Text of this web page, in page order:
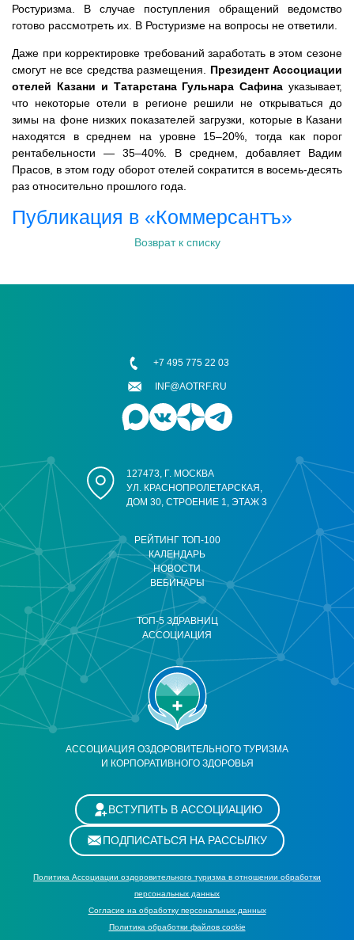
Ростуризма. В случае поступления обращений ведомство
готово рассмотреть их. В Ростуризме на вопросы не ответили.
Даже при корректировке требований заработать в этом сезоне
смогут не все средства размещения. Президент Ассоциации
отелей Казани и Татарстана Гульнара Сафина указывает,
что некоторые отели в регионе решили не открываться до
зимы на фоне низких показателей загрузки, которые в Казани
находятся в среднем на уровне 15–20%, тогда как порог
рентабельности — 35–40%. В среднем, добавляет Вадим
Прасов, в этом году оборот отелей сократится в восемь-десять
раз относительно прошлого года.
Публикация в «Коммерсантъ»
Возврат к списку
АССОЦИАЦИЯ ОЗДОРОВИТЕЛЬНОГО ТУРИЗМА
И КОРПОРАТИВНОГО ЗДОРОВЬЯ
РЕЙТИНГ ТОП-100
КАЛЕНДАРЬ
НОВОСТИ
ВЕБИНАРЫ
ТОП-5 ЗДРАВНИЦ
АССОЦИАЦИЯ
127473, Г. МОСКВА
УЛ. КРАСНОПРОЛЕТАРСКАЯ,
ДОМ 30, СТРОЕНИЕ 1, ЭТАЖ 3
+7 495 775 22 03
INF@AOTRF.RU
ВСТУПИТЬ В АССОЦИАЦИЮ
ПОДПИСАТЬСЯ НА РАССЫЛКУ
Политика Ассоциации оздоровительного туризма в отношении обработки
персональных данных
Cогласие на обработку персональных данных
Политика обработки файлов cookie